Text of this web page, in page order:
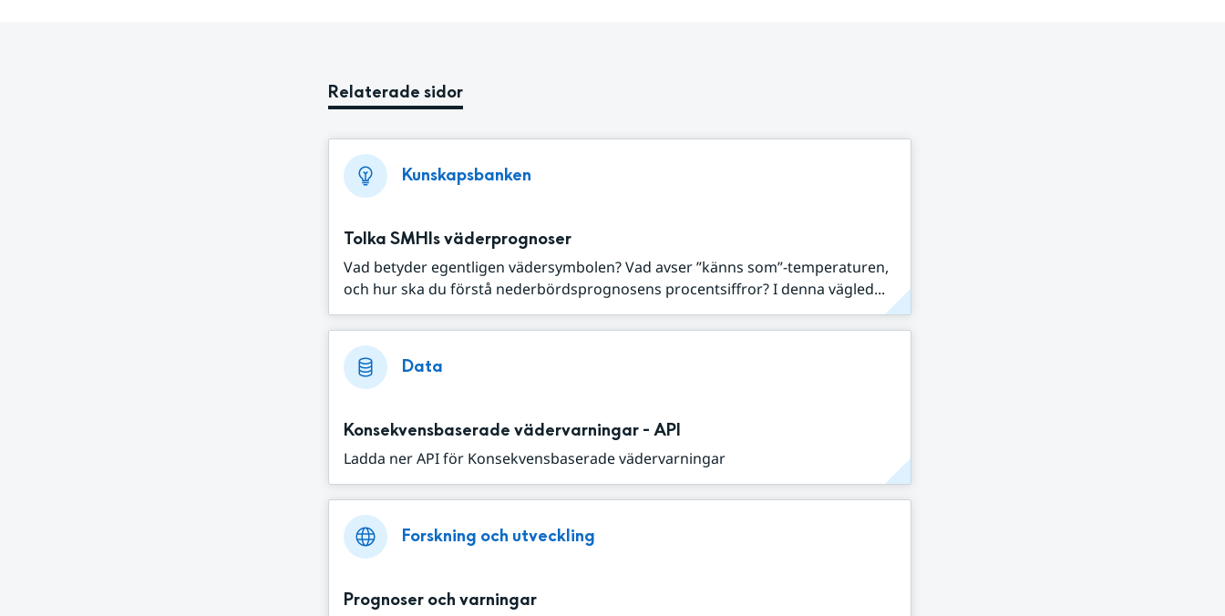
Relaterade sidor
Kunskapsbanken
Tolka SMHIs väderprognoser
Vad betyder egentligen vädersymbolen? Vad avser ”känns som”-temperaturen,
och hur ska du förstå nederbördsprognosens procentsiffror? I denna vägled...
Data
Konsekvensbaserade vädervarningar - API
Ladda ner API för Konsekvensbaserade vädervarningar
Forskning och utveckling
Prognoser och varningar